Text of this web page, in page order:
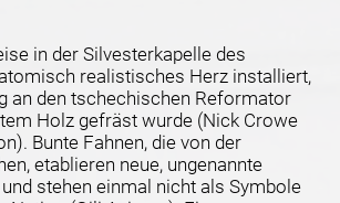
in der Silvesterkapelle des
realistisches Herz installiert,
an den tschechischen Reformator
Holz gefräst wurde (Nick Crowe
Bunte Fahnen, die von der
etablieren neue, ungenannte
stehen einmal nicht als Symbole